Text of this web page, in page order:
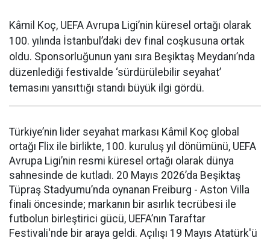
Kâmil Koç, UEFA Avrupa Ligi’nin küresel ortağı olarak
100. yılında İstanbul’daki dev final coşkusuna ortak
oldu. Sponsorluğunun yanı sıra Beşiktaş Meydanı’nda
düzenlediği festivalde ‘sürdürülebilir seyahat’
temasını yansıttığı standı büyük ilgi gördü.
Türkiye’nin lider seyahat markası Kâmil Koç global
ortağı Flix ile birlikte, 100. kuruluş yıl dönümünü, UEFA
Avrupa Ligi’nin resmi küresel ortağı olarak dünya
sahnesinde de kutladı. 20 Mayıs 2026’da Beşiktaş
Tüpraş Stadyumu’nda oynanan Freiburg - Aston Villa
finali öncesinde; markanın bir asırlık tecrübesi ile
futbolun birleştirici gücü, UEFA’nın Taraftar
Festivali'nde bir araya geldi. Açılışı 19 Mayıs Atatürk'ü